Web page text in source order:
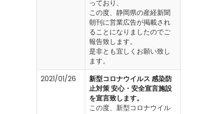
っており、
この度、静岡県の産経新聞
朝刊に営業広告が掲載され
ることになりましたのでご
報告致します。
是非とも宜しくお願い致し
ます。
2021/01/26
新型コロナウイルス 感染防
止対策 安心・安全宣言施設
を宣言致します。
この度、新型コロナウイル